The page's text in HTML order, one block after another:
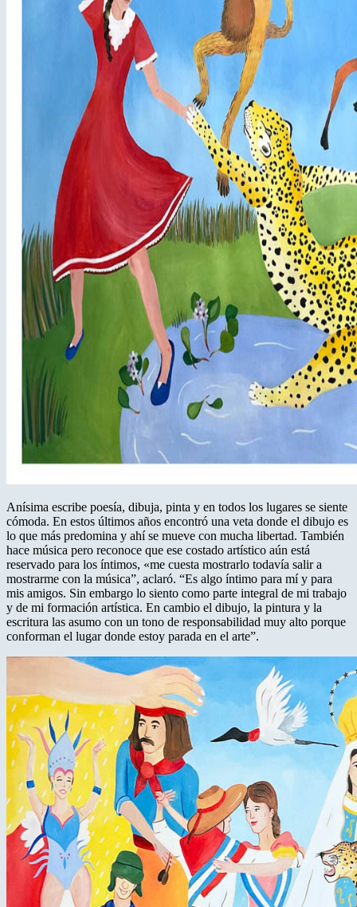
Anísima escribe poesía, dibuja, pinta y en todos los lugares se siente
cómoda. En estos últimos años encontró una veta donde el dibujo es
lo que más predomina y ahí se mueve con mucha libertad. También
hace música pero reconoce que ese costado artístico aún está
reservado para los íntimos, «me cuesta mostrarlo todavía salir a
mostrarme con la música”, aclaró. “Es algo íntimo para mí y para
mis amigos. Sin embargo lo siento como parte integral de mi trabajo
y de mi formación artística. En cambio el dibujo, la pintura y la
escritura las asumo con un tono de responsabilidad muy alto porque
conforman el lugar donde estoy parada en el arte”.